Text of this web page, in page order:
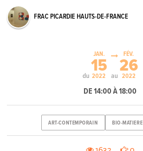
FRAC PICARDIE HAUTS-DE-FRANCE
du
JAN.
15
2022 au
FÉV.
26
2022
DE 14:00 À 18:00
ART-CONTEMPORAIN BIO-MATIERE